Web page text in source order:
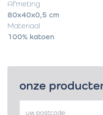
Afmeting
80x40x0,5 cm
Materiaal
100% katoen
onze